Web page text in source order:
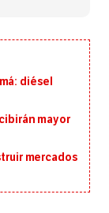
diésel
mayor
mercados